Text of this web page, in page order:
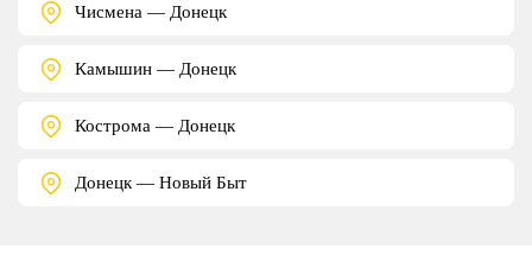
Чисмена — Донецк
Камышин — Донецк
Кострома — Донецк
Донецк — Новый Быт